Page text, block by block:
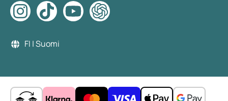
FI | Suomi